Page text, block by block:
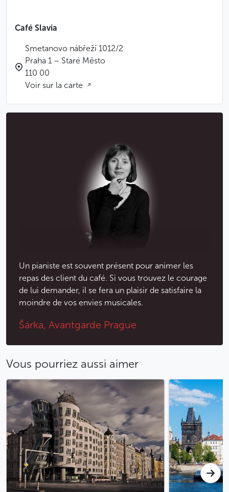
Café Slavia
Smetanovo nábřeží 1012/2
Praha 1 – Staré Město
110 00
Voir sur la carte
Un pianiste est souvent présent pour animer les
repas des client du café. Si vous trouvez le courage
de lui demander, il se fera un plaisir de satisfaire la
moindre de vos envies musicales.
Šárka, Avantgarde Prague
Vous pourriez aussi aimer